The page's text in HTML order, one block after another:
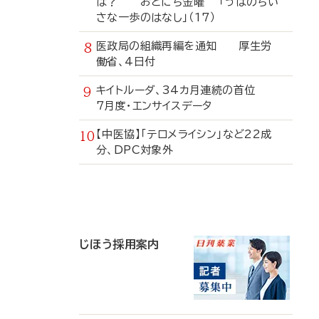
さな一歩のはなし」（17）
医政局の組織再編を通知 厚生労
働省、4日付
キイトルーダ、34カ月連続の首位
7月度・エンサイスデータ
【中医協】「テロメライシン」など22成
分、DPC対象外
じほう採用案内